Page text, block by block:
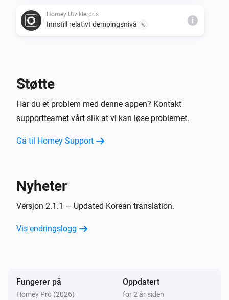
Homey Utviklerpris
Innstill relativt dempingsnivå %
i
Støtte
Har du et problem med denne appen? Kontakt
supportteamet vårt slik at vi kan løse problemet.
Gå til Homey Support
Nyheter
Versjon 2.1.1 — Updated Korean translation.
Vis endringslogg
Fungerer på
Homey Pro (2026)
Oppdatert
for 2 år siden